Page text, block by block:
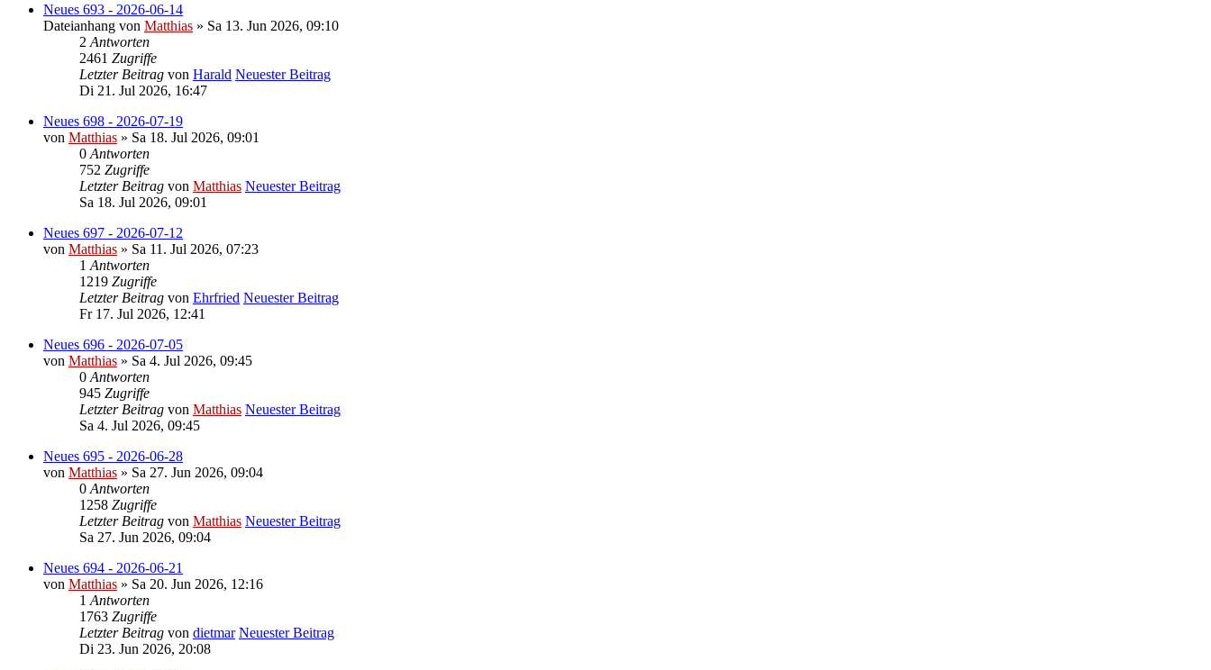
Neues 693 - 2026-06-14
Dateianhang von Matthias » Sa 13. Jun 2026, 09:10
2 Antworten
2461 Zugriffe
Letzter Beitrag von Harald Neuester Beitrag
Di 21. Jul 2026, 16:47
Neues 698 - 2026-07-19
von Matthias » Sa 18. Jul 2026, 09:01
0 Antworten
752 Zugriffe
Letzter Beitrag von Matthias Neuester Beitrag
Sa 18. Jul 2026, 09:01
Neues 697 - 2026-07-12
von Matthias » Sa 11. Jul 2026, 07:23
1 Antworten
1219 Zugriffe
Letzter Beitrag von Ehrfried Neuester Beitrag
Fr 17. Jul 2026, 12:41
Neues 696 - 2026-07-05
von Matthias » Sa 4. Jul 2026, 09:45
0 Antworten
945 Zugriffe
Letzter Beitrag von Matthias Neuester Beitrag
Sa 4. Jul 2026, 09:45
Neues 695 - 2026-06-28
von Matthias » Sa 27. Jun 2026, 09:04
0 Antworten
1258 Zugriffe
Letzter Beitrag von Matthias Neuester Beitrag
Sa 27. Jun 2026, 09:04
Neues 694 - 2026-06-21
von Matthias » Sa 20. Jun 2026, 12:16
1 Antworten
1763 Zugriffe
Letzter Beitrag von dietmar Neuester Beitrag
Di 23. Jun 2026, 20:08